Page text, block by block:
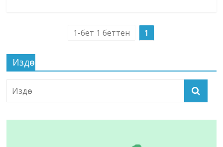
1-бет 1 беттен 1
Издөө